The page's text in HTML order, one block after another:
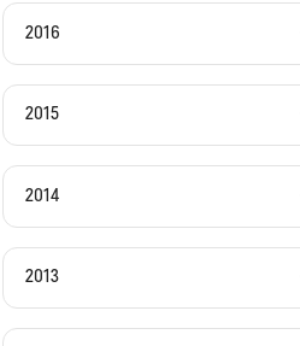
2016
2015
2014
2013